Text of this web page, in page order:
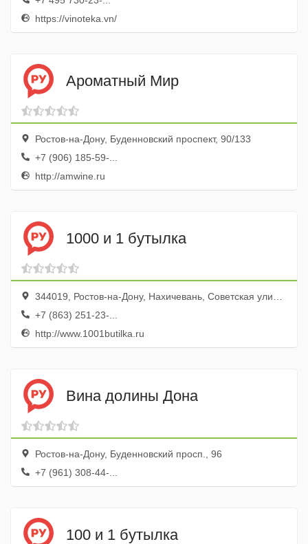
https://vinoteka.vn/
Ароматный Мир
Ростов-на-Дону, Буденновский проспект, 90/133
+7 (906) 185-59-...
http://amwine.ru
1000 и 1 бутылка
344019, Ростов-на-Дону, Нахичевань, Советская улица, 38/2
+7 (863) 251-23-...
http://www.1001butilka.ru
Вина долины Дона
Ростов-на-Дону, Буденновский просп., 96
+7 (961) 308-44-...
100 и 1 бутылка